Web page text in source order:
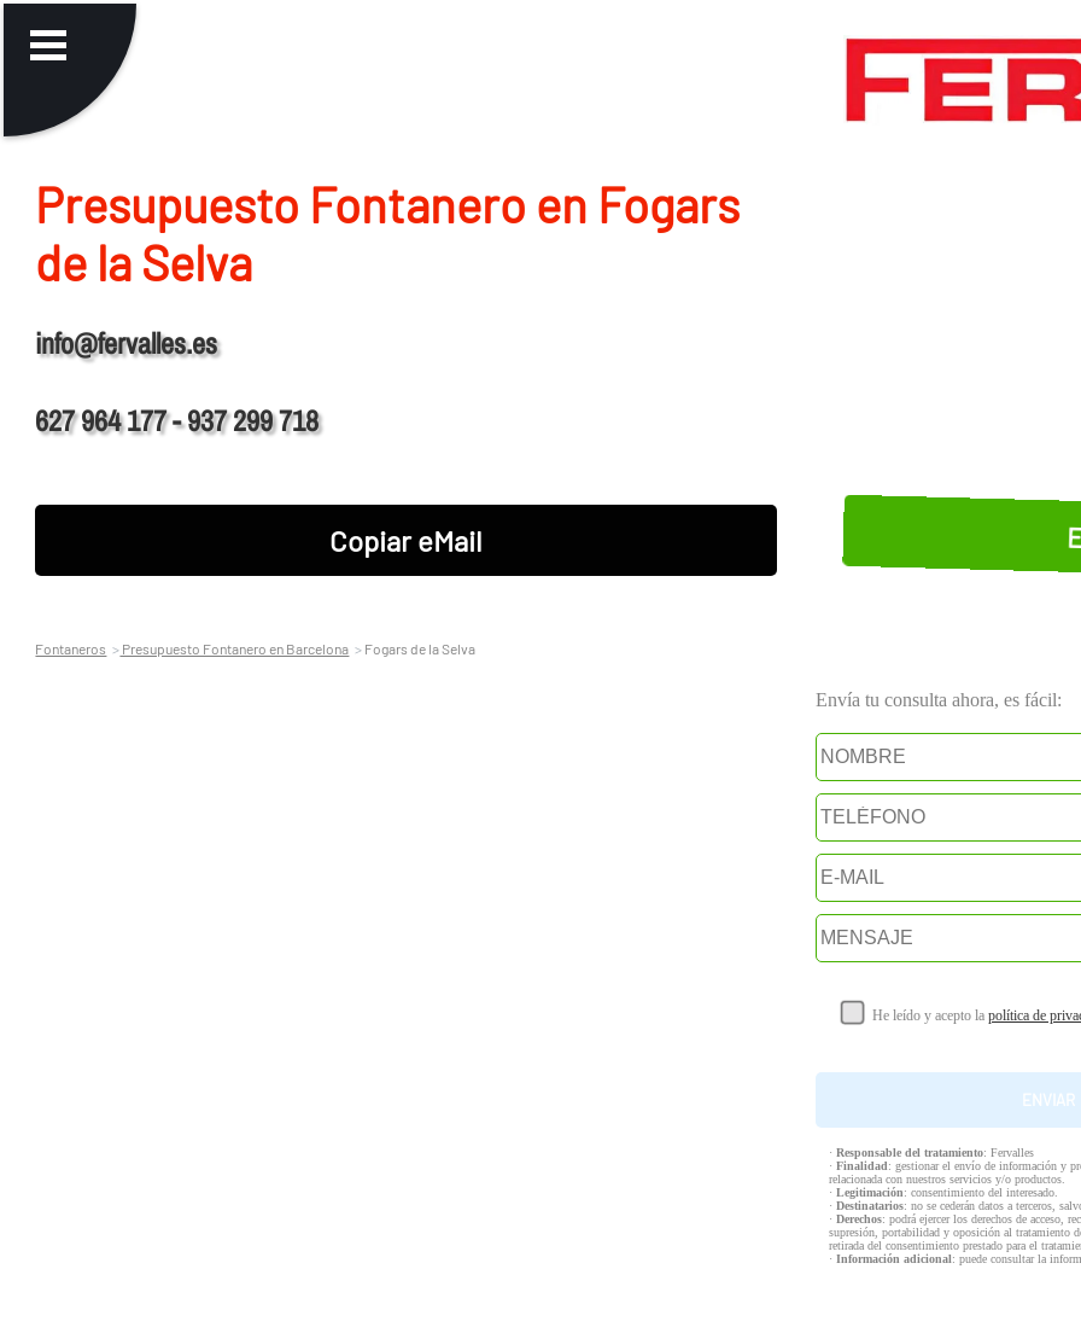
Presupuesto Fontanero en Fogars
de la Selva
info@fervalles.es
627 964 177 - 937 299 718
Copiar eMail
Fontaneros Presupuesto Fontanero en Barcelona Fogars de la Selva
Envía tu consulta ahora, es fácil:
He leído y acepto la política de
· Responsable del tratamiento: Fervalles
· Finalidad: gestionar el envío de información y
relacionada con nuestros servicios y/o productos.
· Legitimación: consentimiento del interesado.
· Destinatarios: no se cederán datos a terceros,
· Derechos: podrá ejercer los derechos de acceso,
supresión, portabilidad y oposición al tratamiento
retirada del consentimiento prestado para el
· Información adicional: puede consultar la